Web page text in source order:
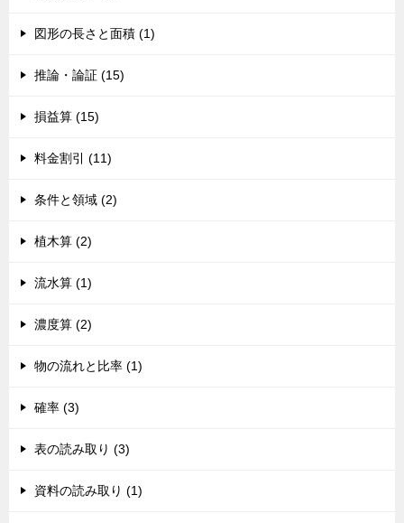
図形の長さと面積 (1)
推論・論証 (15)
損益算 (15)
料金割引 (11)
条件と領域 (2)
植木算 (2)
流水算 (1)
濃度算 (2)
物の流れと比率 (1)
確率 (3)
表の読み取り (3)
資料の読み取り (1)